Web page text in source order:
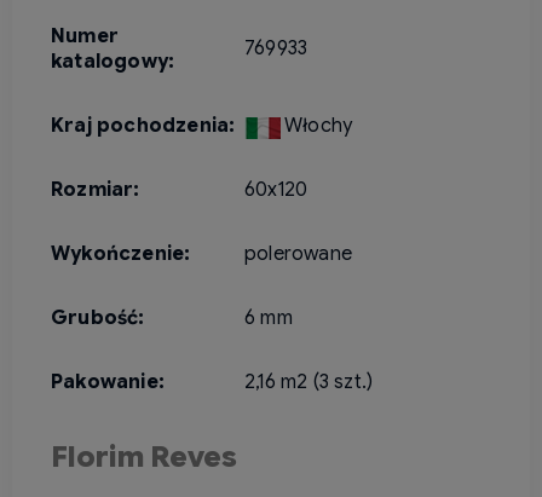
Numer
katalogowy:
769933
Kraj pochodzenia: Włochy
Rozmiar: 60x120
Wykończenie: polerowane
Grubość: 6 mm
Pakowanie: 2,16 m2 (3 szt.)
Florim Reves